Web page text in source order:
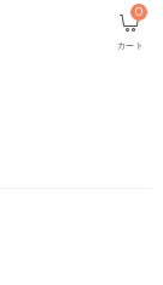
カート
0